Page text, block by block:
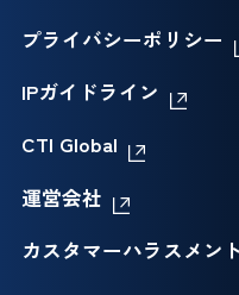
プライバシーポリシー
IPガイドライン
CTI Global
運営会社
カスタマーハラスメン